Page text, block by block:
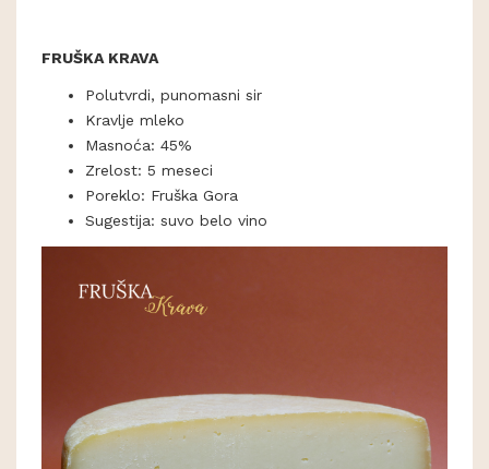
FRUŠKA KRAVA
Polutvrdi, punomasni sir
Kravlje mleko
Masnoća: 45%
Zrelost: 5 meseci
Poreklo: Fruška Gora
Sugestija: suvo belo vino